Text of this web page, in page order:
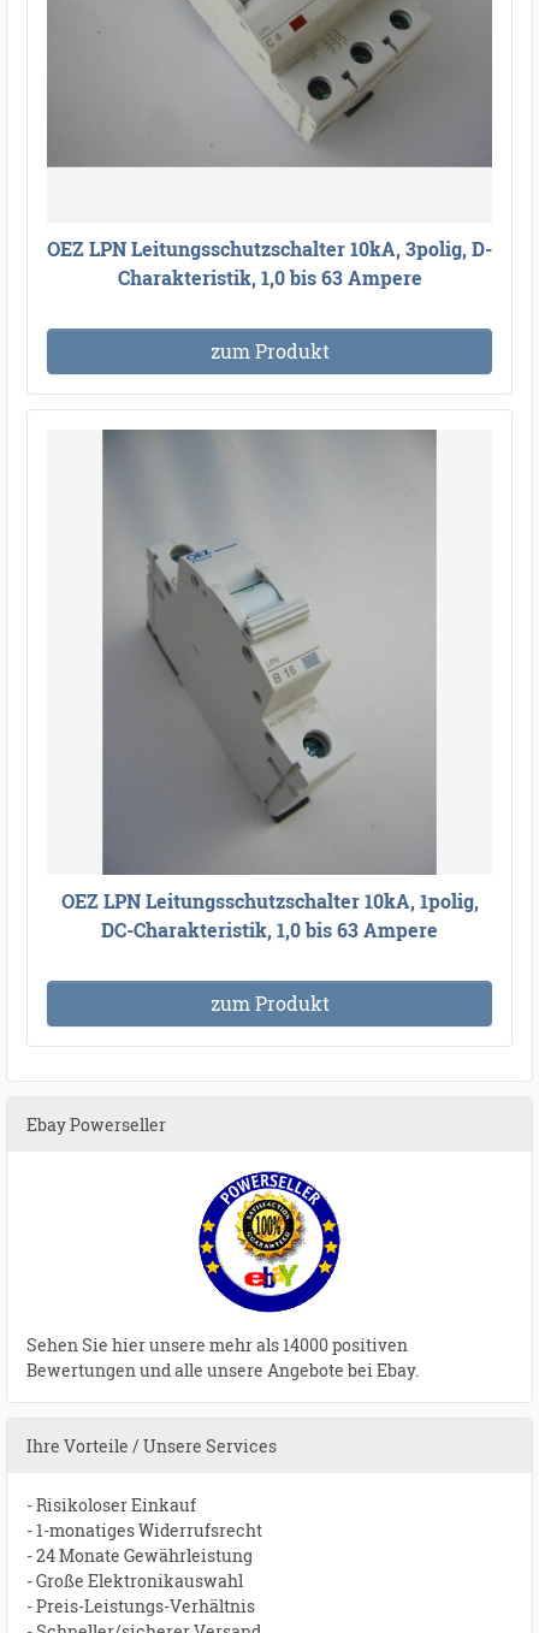
OEZ LPN Leitungsschutzschalter 10kA, 3polig, D-
Charakteristik, 1,0 bis 63 Ampere
zum Produkt
OEZ LPN Leitungsschutzschalter 10kA, 1polig,
DC-Charakteristik, 1,0 bis 63 Ampere
zum Produkt
Ebay Powerseller
Sehen Sie hier unsere mehr als 14000 positiven
Bewertungen und alle unsere Angebote bei Ebay.
Ihre Vorteile / Unsere Services
- Risikoloser Einkauf
- 1-monatiges Widerrufsrecht
- 24 Monate Gewährleistung
- Große Elektronikauswahl
- Preis-Leistungs-Verhältnis